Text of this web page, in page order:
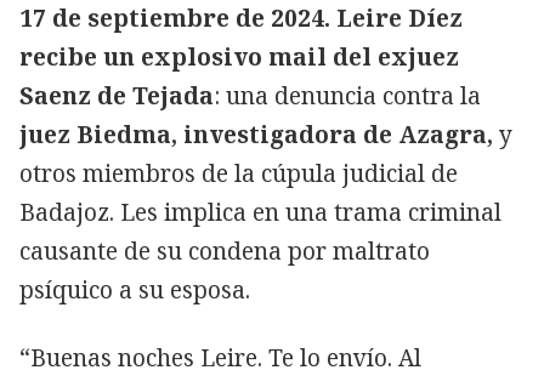
17 de septiembre de 2024. Leire Díez
recibe un explosivo mail del exjuez
Saenz de Tejada: una denuncia contra la
juez Biedma, investigadora de Azagra, y
otros miembros de la cúpula judicial de
Badajoz. Les implica en una trama criminal
causante de su condena por maltrato
psíquico a su esposa.
“Buenas noches Leire. Te lo envío. Al